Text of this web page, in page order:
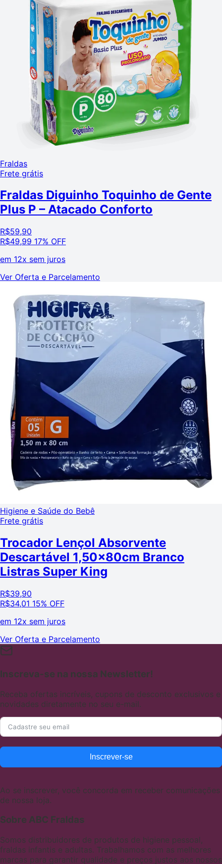
Fraldas
Frete grátis
Fraldas Diguinho Toquinho de Gente
Plus P – Atacado Conforto
R$59,90
R$49,99 17% OFF
em 12x sem juros
Ver Oferta e Parcelamento
Higiene e Saúde do Bebê
Frete grátis
Trocador Lençol Absorvente
Descartável 1,50x80cm Branco
Listras Super King
R$39,90
R$34,01 15% OFF
em 12x sem juros
Ver Oferta e Parcelamento
Inscreva-se na nossa Newsletter!
Receba ofertas incríveis, cupons de desconto exclusivos e
novidades diretamente no seu e-mail.
Inscrever-se
Ao se inscrever, você concorda em receber comunicações
de nossa loja.
Sobre ABC Fraldas
Somos distribuidores de produtos de higiene pessoal,
fraldas infantis e adultas. Trabalhamos com as melhores
marcas para garantir qualidade e preços justos aos nossos